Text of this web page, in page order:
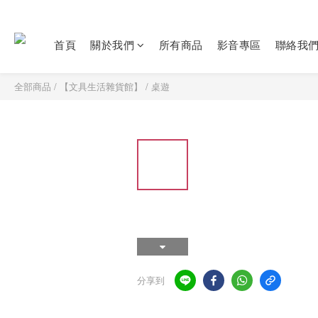
首頁 關於我們 所有商品 影音專區 聯絡我
全部商品 / 【文具生活雜貨館】 / 桌遊
分享到